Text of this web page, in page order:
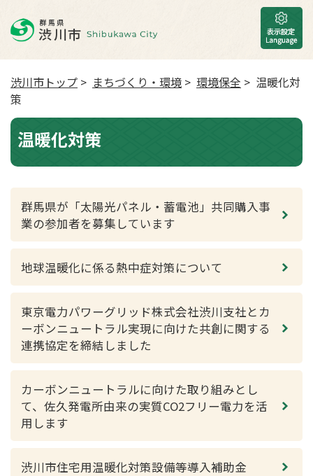
渋川市トップ > まちづくり・環境 > 環境保全 > 温暖化対
策
温暖化対策
群馬県が「太陽光パネル・蓄電池」共同購入事
業の参加者を募集しています
地球温暖化に係る熱中症対策について
東京電力パワーグリッド株式会社渋川支社とカ
ーボンニュートラル実現に向けた共創に関する
連携協定を締結しました
カーボンニュートラルに向けた取り組みとし
て、佐久発電所由来の実質CO2フリー電力を活
用します
渋川市住宅用温暖化対策設備等導入補助金